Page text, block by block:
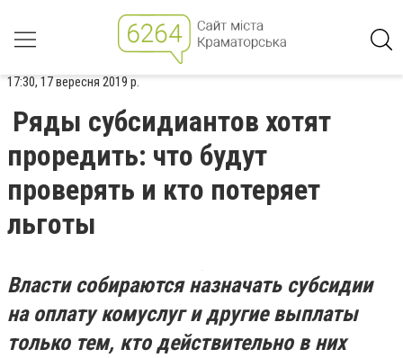
17:30, 17 вересня 2019 р.
Ряды субсидиантов хотят
проредить: что будут
проверять и кто потеряет
льготы
Власти собираются назначать субсидии
на оплату комуслуг и другие выплаты
только тем, кто действительно в них